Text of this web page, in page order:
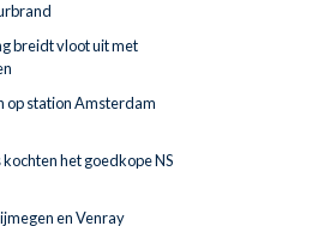
breidt vloot uit met
op station Amsterdam
het goedkope NS
en Venray